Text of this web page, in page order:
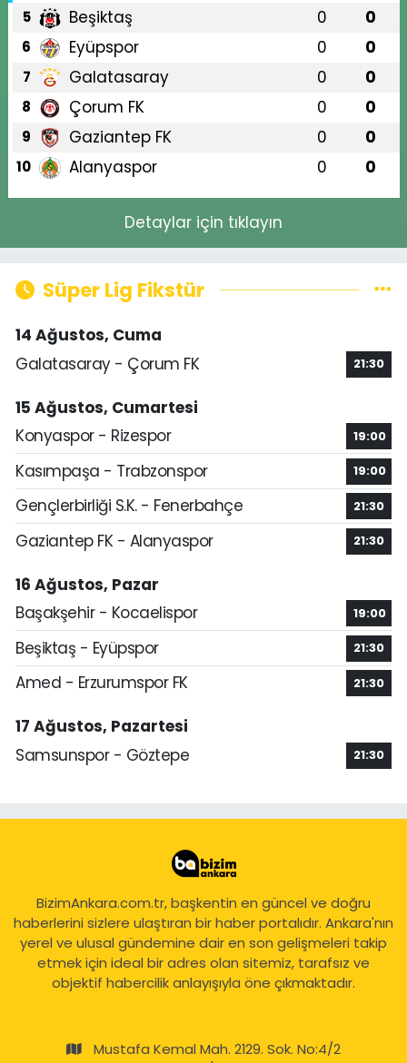
5 Beşiktaş 0 0
6 Eyüpspor 0 0
7 Galatasaray 0 0
8 Çorum FK 0 0
9 Gaziantep FK 0 0
10 Alanyaspor 0 0
Detaylar için tıklayın
Süper Lig Fikstür
14 Ağustos, Cuma
Galatasaray - Çorum FK
21:30
15 Ağustos, Cumartesi
Konyaspor - Rizespor
19:00
Kasımpaşa - Trabzonspor 19:00
Gençlerbirliği S.K. - Fenerbahçe 21:30
Gaziantep FK - Alanyaspor 21:30
16 Ağustos, Pazar
Başakşehir - Kocaelispor
19:00
Beşiktaş - Eyüpspor 21:30
Amed - Erzurumspor FK 21:30
17 Ağustos, Pazartesi
Samsunspor - Göztepe
21:30
BizimAnkara.com.tr, başkentin en güncel ve doğru
haberlerini sizlere ulaştıran bir haber portalıdır. Ankara'nın
yerel ve ulusal gündemine dair en son gelişmeleri takip
etmek için ideal bir adres olan sitemiz, tarafsız ve
objektif habercilik anlayışıyla öne çıkmaktadır.
Mustafa Kemal Mah. 2129. Sok. No:4/2